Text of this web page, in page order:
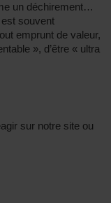
un déchirement…
souvent
emprunt de valeur,
», d’être « ultra
sur notre site ou